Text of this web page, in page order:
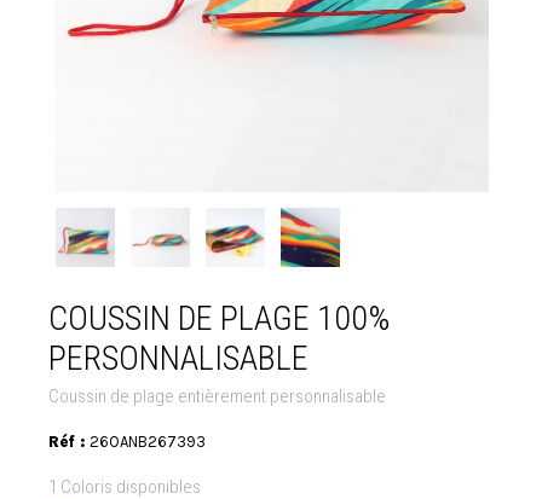
COUSSIN DE PLAGE 100%
PERSONNALISABLE
Coussin de plage entièrement personnalisable
Réf : 26OANB267393
1 Coloris disponibles